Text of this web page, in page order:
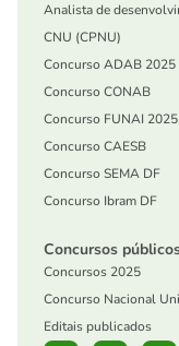
Analista de
CNU (CPNU)
Concurso ADAB 2025
Concurso CONAB
Concurso FUNAI 2025
Concurso CAESB
Concurso SEMA DF
Concurso Ibram DF
Concursos
Concursos 2025
Concurso Nacional
Editais publicados